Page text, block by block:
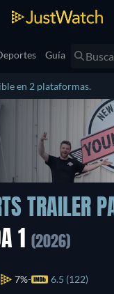
Guía
en 2 plataformas.
TRAILER
1
(2026)
7% 6.5 (122)